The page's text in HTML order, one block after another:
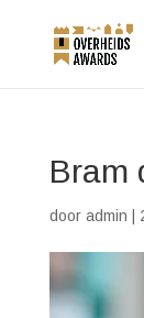
Bram
door admin